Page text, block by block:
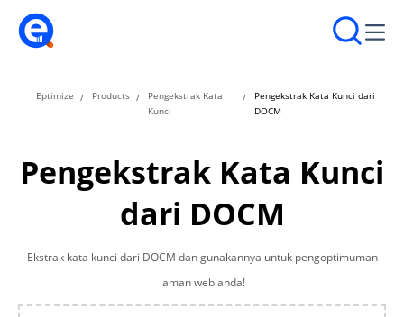
Eptimize Products
Pengekstrak Kata
Kunci
Pengekstrak Kata Kunci dari
DOCM
Pengekstrak Kata Kunci
dari DOCM
Ekstrak kata kunci dari DOCM dan gunakannya untuk pengoptimuman
laman web anda!